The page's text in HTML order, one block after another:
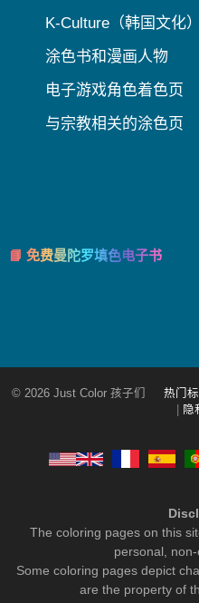
K-Culture（韩国文化）
涂色书和漫画人物
电子游戏角色着色页
与宗教相关的涂色页
📘 免费曼陀罗填色电子书
© 2026 Just Color 孩子们 热门
隐
The coloring pages on this
personal,
Some coloring pages depict
are the property of